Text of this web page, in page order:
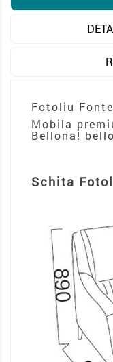
Fotoliu
Mobila
Bellona!
Schita